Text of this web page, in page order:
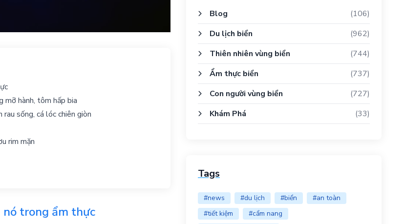
mỡ hành, tôm hấp bia
rau sống, cá lóc chiên giòn
rim mặn
nó trong ẩm thực
Blog
(106)
Du lịch biển
(962)
Thiên nhiên vùng biển
(744)
Ẩm thực biển
(737)
Con người vùng biển
(727)
Khám Phá
(33)
Tags
#news #du lịch #biển
#an toàn
#tiết kiệm
#cẩm nang